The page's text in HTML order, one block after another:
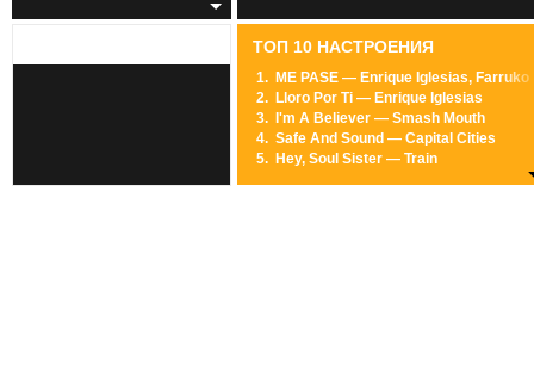
74% 12. Wake Up — Awolnation
67% 14. Расцветать я в тебе буду
56% 15. Friction — Imagine Dragons
60% 16. I Know You Care (Radio
ТОП 10 НАСТРОЕНИЯ
1. ME PASE — Enrique Iglesias, Farruko
2. Lloro Por Ti — Enrique Iglesias
3.
I'm A Believer — Smash Mouth
4. Safe And Sound — Capital Cities
5. Hey, Soul Sister — Train